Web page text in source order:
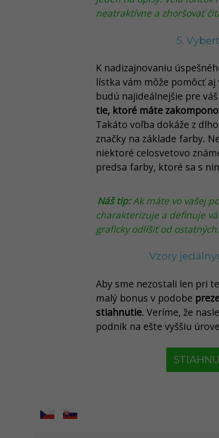
neatraktívne a zhoršovať
5.
K nadizajnovaniu
lístka vám môže pomôcť
budú najideálnejšie pre
tie, ktoré máte
Takáto voľba dokáže z
značky na základe farby.
niektoré celosvetovo
predsa farby, ktoré sa s
Náš tip:Ak máte vo vašej
charakterizuje a definuje
graficky odlíšiť od ostatných.
Vzory
Aby sme nezostali len pri
malý bonus v podobe
stiahnutie. Veríme, že
podnik na ešte vyššiu